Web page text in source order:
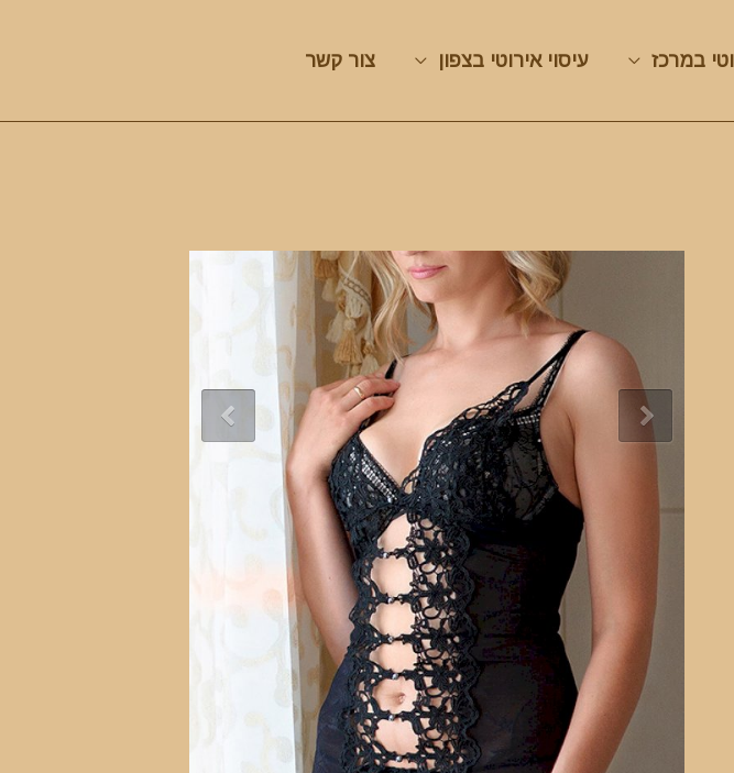
במרכז עיסוי אירוטי בצפון צור קשר